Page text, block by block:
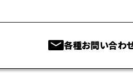
各種お問い合わ